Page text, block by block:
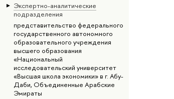
Экспертно-аналитические
подразделения
представительство федерального
государственного автономного
образовательного учреждения
высшего образования
«Национальный
исследовательский университет
«Высшая школа экономики» в г. Абу-
Даби, Объединенные Арабские
Эмираты